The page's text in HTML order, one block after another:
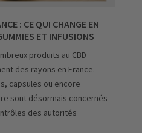
: CE QUI CHANGE EN
ET INFUSIONS
produits au CBD
des rayons en France.
capsules ou encore
sont désormais concernés
des autorités